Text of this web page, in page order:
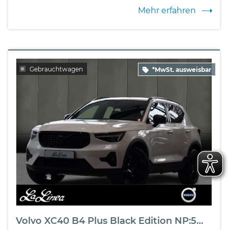
Mehr erfahren
Gebrauchtwagen *MwSt. ausweisbar
Volvo XC40 B4 Plus Black Edition NP:59.670,-//PANO/360°/HK